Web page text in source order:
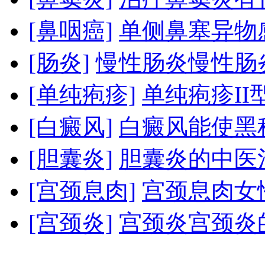
[鼻咽癌] 单侧鼻塞异
[肠炎] 慢性肠炎慢性
[单纯疱疹] 单纯疱疹II
[白癜风] 白癜风能使
[胆囊炎] 胆囊炎的中医
[宫颈息肉] 宫颈息肉女
[宫颈炎] 宫颈炎宫颈炎